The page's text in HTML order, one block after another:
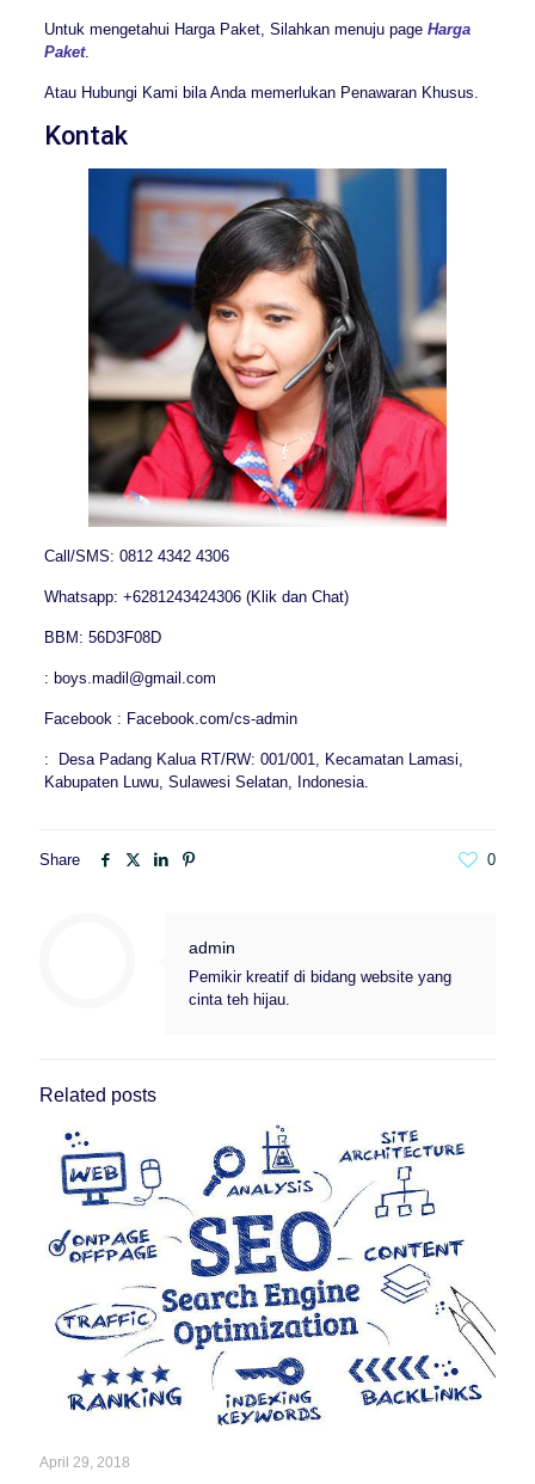
Untuk mengetahui Harga Paket, Silahkan menuju page Harga
Paket.
Atau Hubungi Kami bila Anda memerlukan Penawaran Khusus.
Kontak
Call/SMS: 0812 4342 4306
Whatsapp: +6281243424306 (Klik dan Chat)
BBM: 56D3F08D
: boys.madil@gmail.com
Facebook : Facebook.com/cs-admin
: Desa Padang Kalua RT/RW: 001/001, Kecamatan Lamasi,
Kabupaten Luwu, Sulawesi Selatan, Indonesia.
Share 0
admin
Pemikir kreatif di bidang website yang
cinta teh hijau.
Related posts
April 29, 2018